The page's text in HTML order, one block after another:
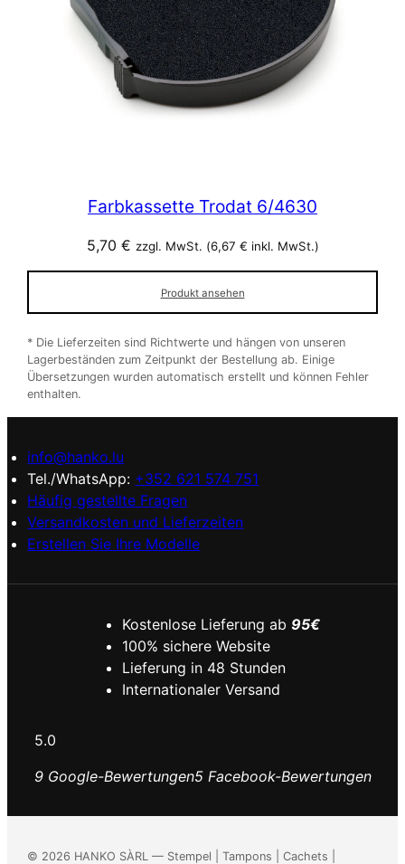
Farbkassette Trodat 6/4630
5,70 € zzgl. MwSt. (6,67 € inkl. MwSt.)
Produkt ansehen
* Die Lieferzeiten sind Richtwerte und hängen von unseren
Lagerbeständen zum Zeitpunkt der Bestellung ab. Einige
Übersetzungen wurden automatisch erstellt und können Fehler
enthalten.
info@hanko.lu
Tel./WhatsApp: +352 621 574 751
Häufig gestellte Fragen
Versandkosten und Lieferzeiten
Erstellen Sie Ihre Modelle
Kostenlose Lieferung ab 95€
100% sichere Website
Lieferung in 48 Stunden
Internationaler Versand
5.0
9 Google-Bewertungen5 Facebook-Bewertungen
© 2026 HANKO SÀRL — Stempel | Tampons | Cachets |